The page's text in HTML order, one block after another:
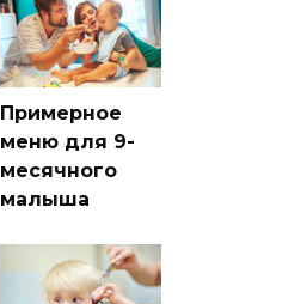
Примерное
меню для 9-
месячного
малыша